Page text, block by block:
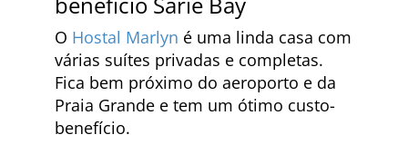
O Hostal Marlyn é uma linda casa com
várias suítes privadas e completas.
Fica bem próximo do aeroporto e da
Praia Grande e tem um ótimo custo-
benefício.